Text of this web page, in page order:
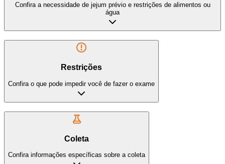
Confira a necessidade de jejum prévio e restrições de alimentos ou
água
Restrições
Confira o que pode impedir você de fazer o exame
Coleta
Confira informações específicas sobre a coleta